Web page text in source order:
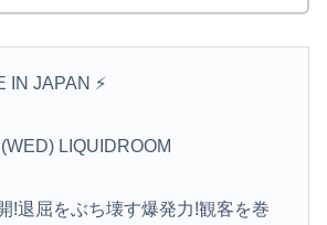
IN JAPAN ⚡️
LIQUIDROOM
!退屈をぶち壊す爆発力!観客を巻